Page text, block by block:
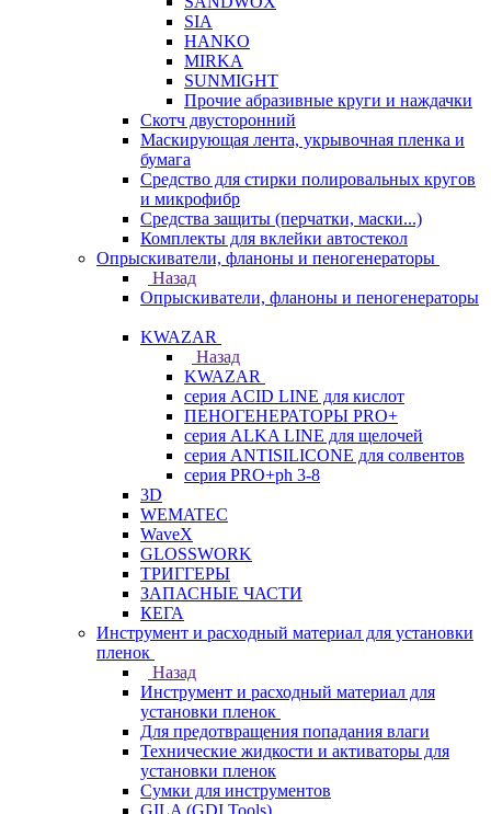
SIA
HANKO
MIRKA
SUNMIGHT
Прочие абразивные круги и наждачки
Скотч двусторонний
Маскирующая лента, укрывочная пленка и
бумага
Средство для стирки полировальных кругов
и микрофибр
Средства защиты (перчатки, маски...)
Комплекты для вклейки автостекол
Опрыскиватели, фланоны и пеногенераторы
Назад
Опрыскиватели, фланоны и пеногенераторы
KWAZAR
Назад
KWAZAR
серия ACID LINE для кислот
ПЕНОГЕНЕРАТОРЫ PRO+
серия ALKA LINE для щелочей
серия ANTISILICONE для солвентов
серия PRO+ph 3-8
3D
WEMATEC
WaveX
GLOSSWORK
ТРИГГЕРЫ
ЗАПАСНЫЕ ЧАСТИ
КЕГА
Инструмент и расходный материал для установки
пленок
Назад
Инструмент и расходный материал для
установки пленок
Для предотвращения попадания влаги
Технические жидкости и активаторы для
установки пленок
Сумки для инструментов
GILA (GDI Tools)